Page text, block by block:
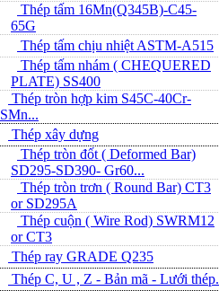
Thép tấm 16Mn(Q345B)-C45-
65G
Thép tấm chịu nhiệt ASTM-A515
Thép tấm nhám ( CHEQUERED
PLATE) SS400
Thép tròn hợp kim S45C-40Cr-
SMn...
Thép xây dựng
Thép tròn đốt ( Deformed Bar)
SD295-SD390- Gr60...
Thép tròn trơn ( Round Bar) CT3
or SD295A
Thép cuộn ( Wire Rod) SWRM12
or CT3
Thép ray GRADE Q235
Thép C, U , Z - Bản mã - L­ưới thép.